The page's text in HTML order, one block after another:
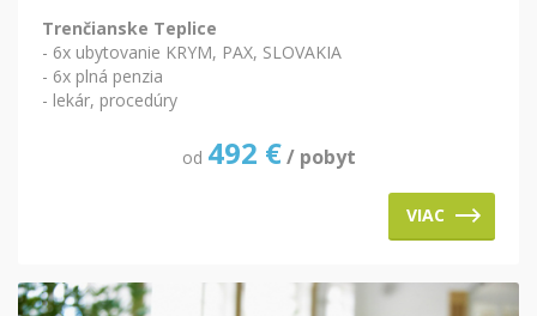
Trenčianske Teplice
- 6x ubytovanie KRYM, PAX, SLOVAKIA
- 6x plná penzia
- lekár, procedúry
od 492 € / pobyt
VIAC